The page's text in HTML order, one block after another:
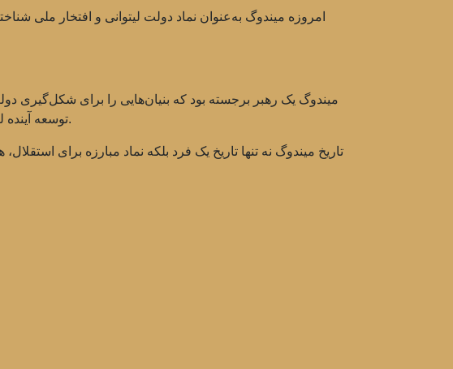
امروزه میندوگ به‌عنوان نماد دولت لیتوانی و افتخار ملی
میندوگ یک رهبر برجسته بود که بنیان‌هایی را برای شکل‌گیری دولت
توسعه آینده لیتوانی گذاشت. با وجود مرگ تراژیکش، میراث او همچنان در قلب‌های لیتوانیایی‌ها و فرهنگشان زنده است.
تاریخ میندوگ نه تنها تاریخ یک فرد بلکه نماد مبارزه برای